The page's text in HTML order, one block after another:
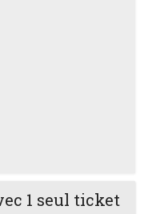
1 seul ticket